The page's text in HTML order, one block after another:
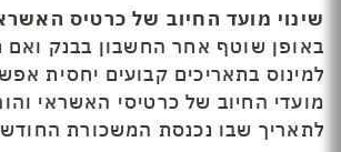
שינוי מועד החיוב של כרטיס
באופן שוטף אחר החשבון בבנק ואם
למינוס בתאריכים קבועים יחסית
מועדי החיוב של כרטיסי האשראי
לתאריך שבו נכנסת המשכורת